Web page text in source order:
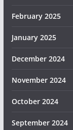
February 2025
January 2025
December 2024
November 2024
October 2024
September 2024